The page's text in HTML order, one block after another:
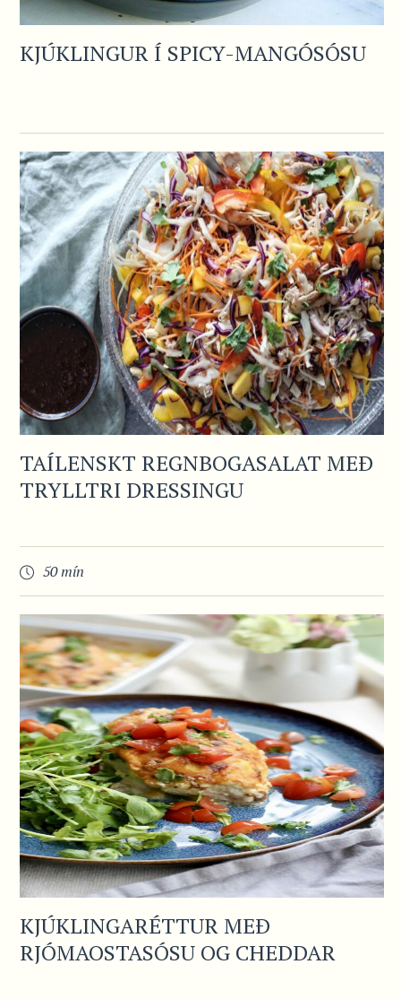
KJÚKLINGUR Í SPICY-MANGÓSÓSU
TAÍLENSKT REGNBOGASALAT MEÐ
TRYLLTRI DRESSINGU
50 mín
KJÚKLINGARÉTTUR MEÐ
RJÓMAOSTASÓSU OG CHEDDAR